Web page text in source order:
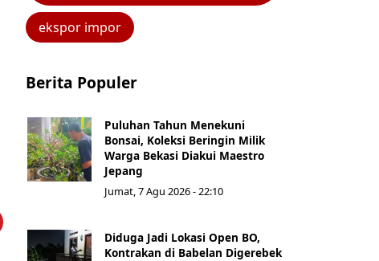
ekspor impor
Berita Populer
Puluhan Tahun Menekuni
Bonsai, Koleksi Beringin Milik
Warga Bekasi Diakui Maestro
Jepang
Jumat, 7 Agu 2026 - 22:10
Diduga Jadi Lokasi Open BO,
Kontrakan di Babelan Digerebek